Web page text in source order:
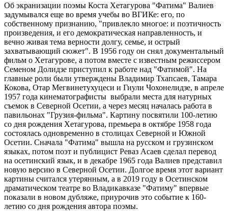
Об экранизации поэмы Коста Хетагурова "Фатима" Валиев
задумывался еще во время учебы во ВГИКе: его, по
собственному признанию, "привлекло многое: и поэтичность
произведения, и его демократическая направленность, и
вечно живая тема верности долгу, семье, и острый
захватывающий сюжет". В 1956 году он снял документальный
фильм о Хетагурове, а потом вместе с известным режиссером
Семеном Долидзе приступил к работе над "Фатимой". На
главные роли были утверждены Владимир Тхапсаев, Тамара
Кокова, Отар Мегвинетухуцеси и Гиули Чохонелидзе, в апреле
1957 года кинематографисты выбрали места для натурных
съемок в Северной Осетии, а через месяц началась работа в
павильонах "Грузия-фильма". Картину посвятили 100-летию
со дня рождения Хетагурова, премьера в октябре 1958 года
состоялась одновременно в столицах Северной и Южной
Осетии. Сначала "Фатима" вышла на русском и грузинском
языках, потом поэт и публицист Реваз Асаев сделал перевод
на осетинский язык, и в декабре 1965 года Валиев представил
новую версию в Северной Осетии. Долгое время этот вариант
картины считался утерянным, а в 2019 году в Осетинском
драматическом театре во Владикавказе "Фатиму" впервые
показали в новом дубляже, приурочив это событие к 160-
летию со дня рождения автора поэмы.